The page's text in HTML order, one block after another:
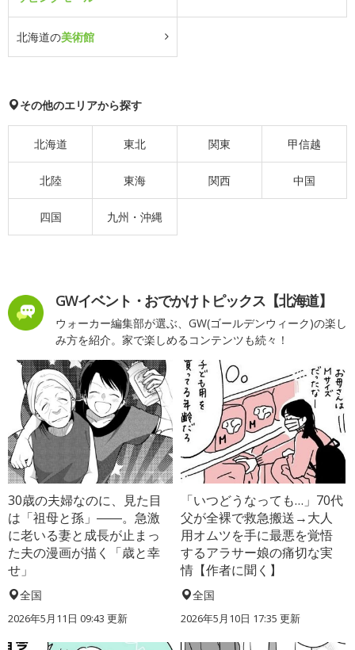
北海道の美術館
その他のエリアから探す
北海道 東北 関東 甲信越
北陸 東海 関西 中国
四国 九州・沖縄
GWイベント・おでかけトピックス【北海道】
ウォーカー編集部が選ぶ、GW(ゴールデンウィーク)の楽し
み方を紹介。家で楽しめるコンテンツも続々！
30歳の夫婦なのに、見た目
は「祖母と孫」――。急激
に老いる妻と成長が止まっ
た夫の漫画が描く「歳と幸
せ」
全国
2026年5月11日 09:43 更新
「いつどうなっても…」70代
父が全裸で救急搬送→大人
用オムツを手に最悪を覚悟
するアラサー娘の痛切な実
情【作者に聞く】
全国
2026年5月10日 17:35 更新